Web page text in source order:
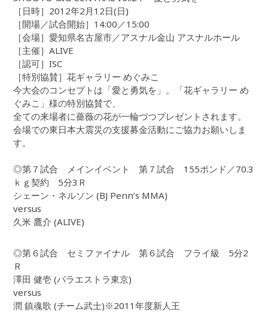
［日時］2012年2月12日(日)
［開場／試合開始］14:00／15:00
［会場］愛知県名古屋市／アスナル金山 アスナルホール
［主催］ALIVE
［認可］ISC
［特別協賛］花ギャラリー めぐみこ
今大会のコンセプトは「愛と勇気を」。「花ギャラリー め
ぐみこ」様の特別協賛で、
全ての来場者に薔薇の花が一輪づつプレゼントされます。
会場での東日本大震災の支援募金活動にご協力お願いしま
す。
◎第７試合 メインイベント 第７試合 155ポンド／70.3
ｋｇ契約 5分3Ｒ
シェーン・ネルソン (BJ Penn’s MMA)
versus
久米 鷹介 (ALIVE)
◎第６試合 セミファイナル 第６試合 フライ級 5分2
Ｒ
澤田 健壱 (パラエストラ東京)
versus
潤 鎮魂歌 (チーム武士)※2011年度新人王